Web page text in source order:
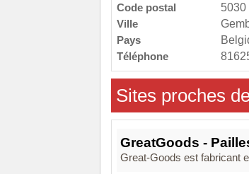
Code postal
5030
Ville
Pays
Téléphone
Sites proches
GreatGoods -
Great-Goods est fabricant